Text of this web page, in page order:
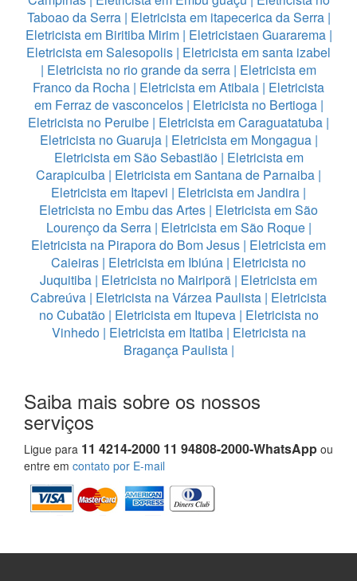
Taboao da Serra| Eletricista em itapecerica da Serra|
Eletricista em Biritiba Mirim| Eletricistaen Guararema|
Eletricista em Salesopolis | Eletricista em santa izabel
| Eletricista no rio grande da serra | Eletricista em
Franco da Rocha | Eletricista em Atibaia | Eletricista
em Ferraz de vasconcelos| Eletricista no Bertioga|
Eletricista no Peruibe | Eletricista em Caraguatatuba |
Eletricista no Guaruja| Eletricista em Mongagua|
Eletricista em São Sebastião| Eletricista em
Carapicuiba | Eletricista em Santana de Parnaiba |
Eletricista em Itapevi | Eletricista em Jandira |
Eletricista no Embu das Artes | Eletricista em São
Lourenço da Serra| Eletricista em São Roque|
Eletricista na Pirapora do Bom Jesus | Eletricista em
Caieiras | Eletricista em Ibiúna | Eletricista no
Juquitiba | Eletricista no Mairiporã | Eletricista em
Cabreúva | Eletricista na Várzea Paulista | Eletricista
no Cubatão| Eletricista em Itupeva| Eletricista no
Vinhedo| Eletricista em Itatiba| Eletricista na
Bragança Paulista|
Saiba mais sobre os nossos
serviços
Ligue para 11 4214-2000 11 94808-2000-WhatsApp ou
entre em contato por E-mail